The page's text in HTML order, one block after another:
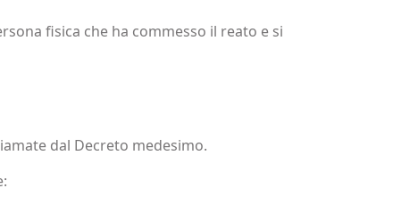
fisica che ha commesso il reato e si
dal Decreto medesimo.